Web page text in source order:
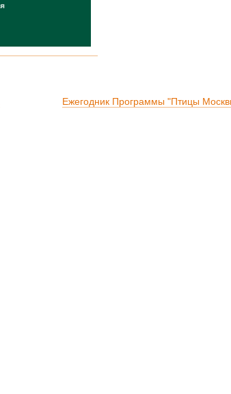
Ежегодник Программы "Птицы